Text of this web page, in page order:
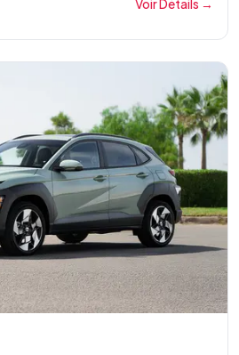
Voir Détails →